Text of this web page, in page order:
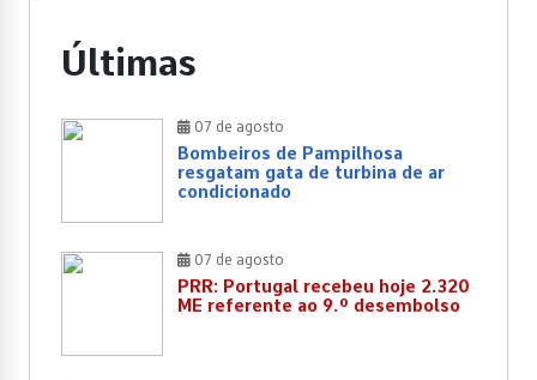
Últimas
07 de agosto
Bombeiros de Pampilhosa
resgatam gata de turbina de ar
condicionado
07 de agosto
PRR: Portugal recebeu hoje 2.320
ME referente ao 9.º desembolso